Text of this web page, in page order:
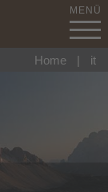
MENÜ
Home | it